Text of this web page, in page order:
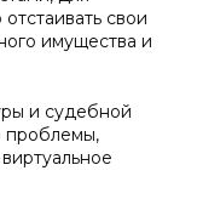
свои
имущества и
и судебной
проблемы,